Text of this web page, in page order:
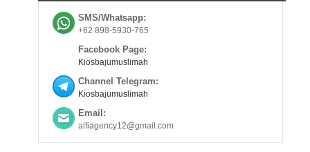
SMS/Whatsapp:
+62 898-5930-765
Facebook Page:
Kiosbajumuslimah
Channel Telegram:
Kiosbajumuslimah
Email:
alfiagency12@gmail.com